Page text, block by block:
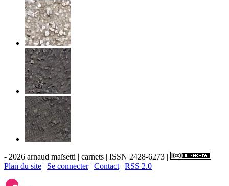
- 2026 arnaud maïsetti | carnets | ISSN 2428-6273 |
Plan du site | Se connecter| Contact | RSS 2.0